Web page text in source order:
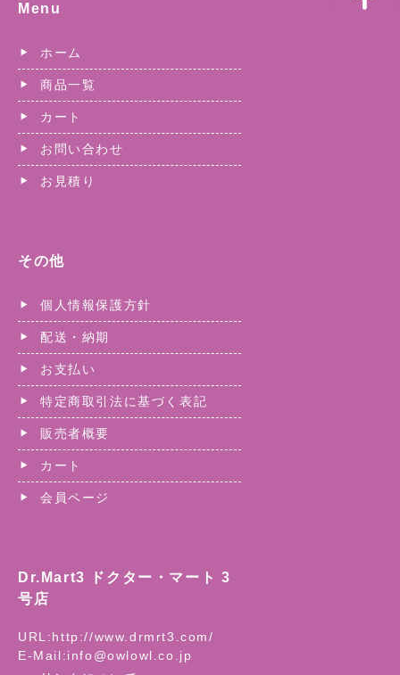
Menu
ホーム
商品一覧
カート
お問い合わせ
お見積り
その他
個人情報保護方針
配送・納期
お支払い
特定商取引法に基づく表記
販売者概要
カート
会員ページ
Dr.Mart3 ドクター・マート 3
号店
URL:http://www.drmrt3.com/
E-Mail:info@owlowl.co.jp